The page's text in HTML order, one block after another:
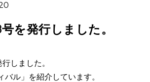
を発行しました。
しました。
バル」を紹介しています。